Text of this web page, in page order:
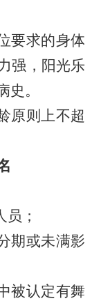
要求的身体
强，阳光乐
。
原则上不超
；
期或未满影
被认定有舞